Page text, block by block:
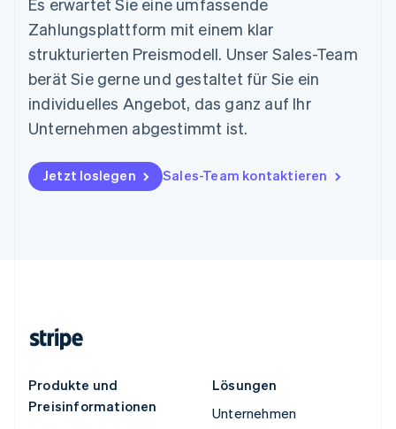
Zahlungsplattform mit einem klar
strukturierten Preismodell. Unser Sales-Team
berät Sie gerne und gestaltet für Sie ein
individuelles Angebot, das ganz auf Ihr
Unternehmen abgestimmt ist.
Jetzt loslegen Sales-Team kontaktieren
Produkte und
Preisinformationen
Lösungen
Unternehmen